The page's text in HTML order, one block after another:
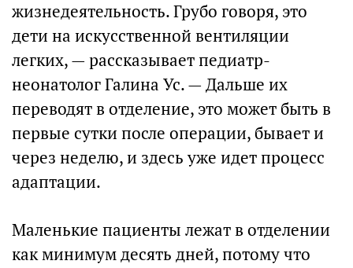
жизнедеятельность. Грубо говоря, это
дети на искусственной вентиляции
легких, — рассказывает педиатр-
неонатолог Галина Ус. — Дальше их
переводят в отделение, это может быть в
первые сутки после операции, бывает и
через неделю, и здесь уже идет процесс
адаптации.
Маленькие пациенты лежат в отделении
как минимум десять дней, потому что